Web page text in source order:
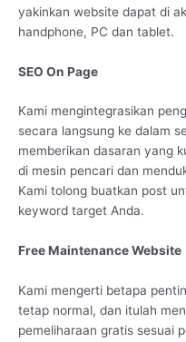
yakinkan website dapat di
handphone, PC dan tablet.
SEO On Page
Kami mengintegrasikan
secara langsung ke dalam
memberikan dasaran yang
di mesin pencari dan
Kami tolong buatkan post
keyword target Anda.
Free Maintenance Website
Kami mengerti betapa
tetap normal, dan itulah
pemeliharaan gratis sesuai